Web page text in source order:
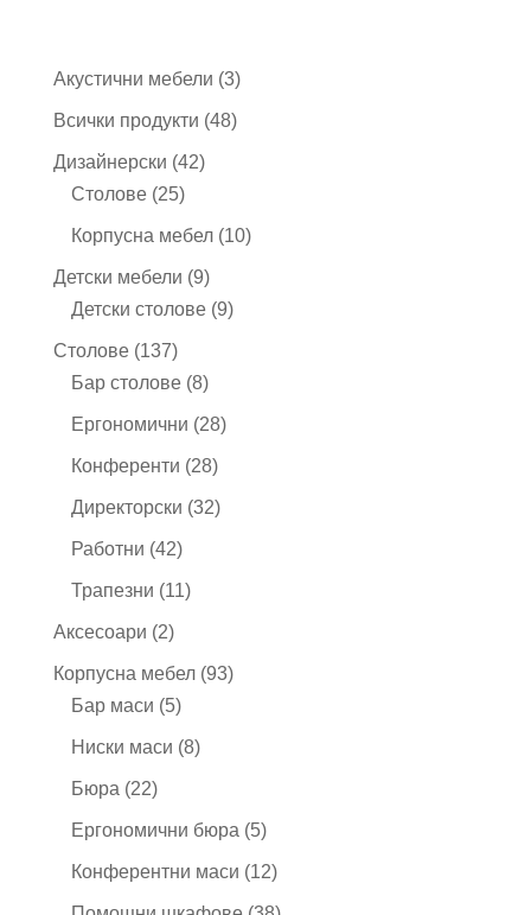
Акустични мебели 33
продукта
Всички продукти 4848
Дизайнерски 4242
Столове 2525
продукта
Корпусна мебел 1010
Детски мебели 99
продукта
Детски столове 99
Столове 137137
продукта
Бар столове 88
продукта
Ергономични 2828
Конференти 2828
продукта
Директорски 3232
Работни 4242
продукта
Трапезни 1111
Аксесоари 22
продукта
Корпусна мебел 9393
Бар маси 55
продукта
Ниски маси 88
Бюра 2222
продукта
Ергономични бюра 55
продукта
Конферентни маси 1212
продукта